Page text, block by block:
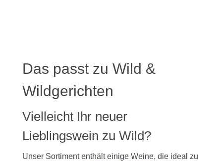
Das passt zu Wild &
Wildgerichten
Vielleicht Ihr neuer
Lieblingswein zu Wild?
Unser Sortiment enthält einige Weine, die ideal zu